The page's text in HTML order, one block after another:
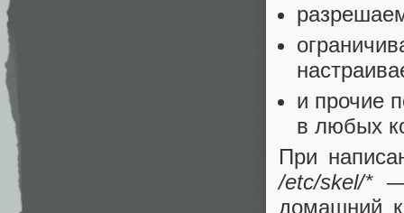
и прочие
в любых
При
/etc/skel/*—
домашний